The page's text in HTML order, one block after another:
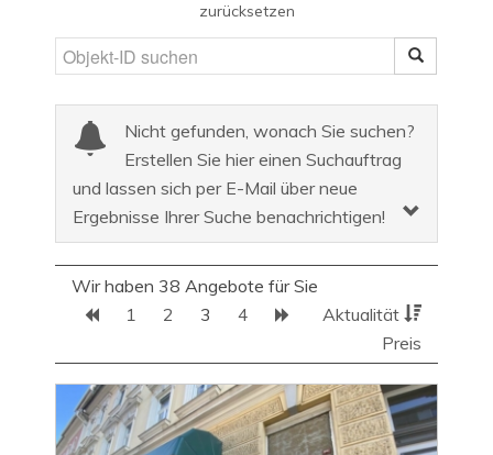
zurücksetzen
Nicht gefunden, wonach Sie suchen?
Erstellen Sie hier einen Suchauftrag
und lassen sich per E-Mail über neue
Ergebnisse Ihrer Suche benachrichtigen!
Wir haben 38 Angebote für Sie
1
2 3 4
Aktualität
Preis